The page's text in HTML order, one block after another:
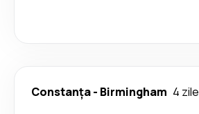
Constanța- Birmingham 4 zile